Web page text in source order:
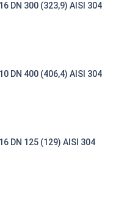
DN 300 (323,9) AISI 304
DN 400 (406,4) AISI 304
DN 125 (129) AISI 304